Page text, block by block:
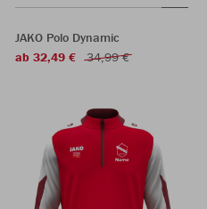
JAKO Polo Dynamic
ab 32,49 €
34,99 €